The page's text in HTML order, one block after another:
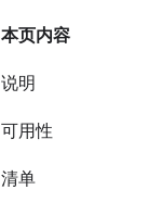
本页内容
说明
可用性
清单